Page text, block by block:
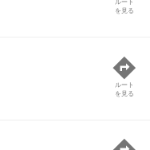
ルート
を見る
ルート
を見る